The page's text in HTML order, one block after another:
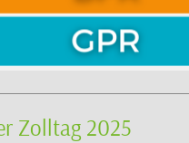
Zolltag 2025